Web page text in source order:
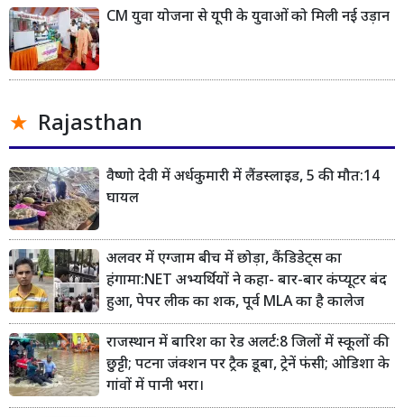
CM युवा योजना से यूपी के युवाओं को मिली नई उड़ान
Rajasthan
वैष्णो देवी में अर्धकुमारी में लैंडस्लाइड, 5 की मौत:14
घायल
अलवर में एग्जाम बीच में छोड़ा, कैंडिडेट्स का
हंगामा:NET अभ्यर्थियों ने कहा- बार-बार कंप्यूटर बंद
हुआ, पेपर लीक का शक, पूर्व MLA का है कालेज
राजस्थान में बारिश का रेड अलर्ट:8 जिलों में स्कूलों की
छुट्टी; पटना जंक्शन पर ट्रैक डूबा, ट्रेनें फंसी; ओडिशा के
गांवों में पानी भरा।